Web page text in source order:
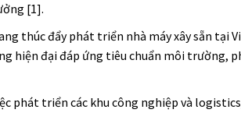
[1].
thúc đẩy phát triển nhà máy xây sẵn tại
hiện đại đáp ứng tiêu chuẩn môi trường,
phát triển các khu công nghiệp và